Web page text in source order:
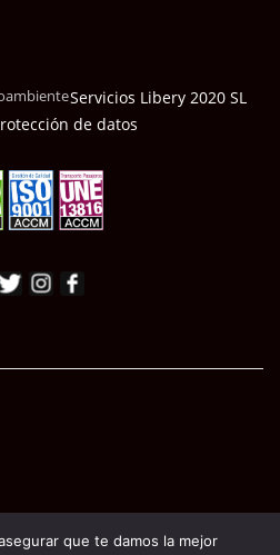
Servicios Libery 2020 SL
de datos
que te damos la mejor